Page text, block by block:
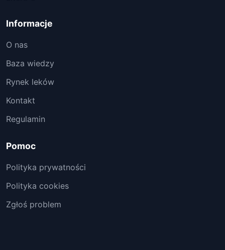
Informacje
O nas
Baza wiedzy
Rynek leków
Kontakt
Regulamin
Pomoc
Polityka prywatności
Polityka cookies
Zgłoś problem